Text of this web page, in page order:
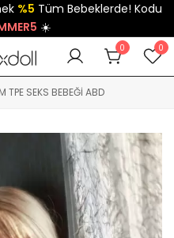
%5 Tüm Bebeklerde! Kodu
☀️
0 0
TPE SEKS BEBEĞI ABD